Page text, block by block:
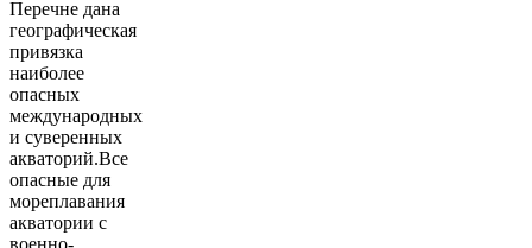
Перечне дана
географическая
привязка
наиболее
опасных
международных
и суверенных
акваторий.Все
опасные для
мореплавания
акватории с
военно-